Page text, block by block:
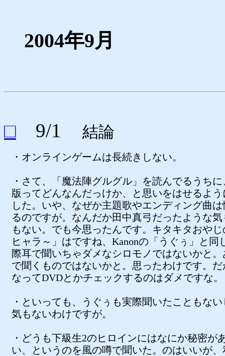
2004年9月
□ 9/1 結論
・オンラインゲームは長続きしない。
・さて、「魔法陣グルグル」を読んでるうち
版ってどんなんだっけか、と思いをはせるよ
した。いや、なぜか主題歌やエンディング曲
るのですが。なんだか田中真弓だったような
もない。でも今思ったんです。キタキタおや
ヒャラ～」はですね、Kanonの「うぐぅ」と同
際耳で聞いちゃダメなシロモノではないかと
で聞くものではないかと。思ったわけです。
なってDVDとかチェックするのはダメですな。
・といっても、うぐぅも実際聞いたこともな
気もないわけですが。
・どうも下級生2のヒロインにはなにか秘密が
い、というのを風の噂で聞いた。のはいいが